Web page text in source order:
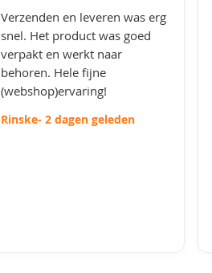
Verzenden en leveren was erg
snel. Het product was goed
verpakt en werkt naar
behoren. Hele fijne
(webshop)ervaring!
Rinske- 2 dagen geleden